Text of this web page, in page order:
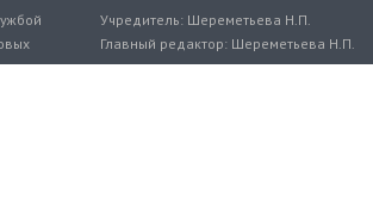
Учредитель: Шереметьева Н.П.
Главный редактор: Шереметьева Н.П.